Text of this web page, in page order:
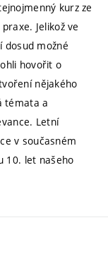
kurz ze
Jelikož ve
dosud možné
hovořit o
nějakého
témata a
Letní
v současném
10. let našeho